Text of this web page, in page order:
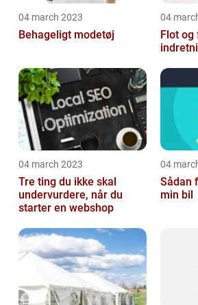
04 march 2023
Behageligt modetøj
04
Flot og
04 march 2023
Tre ting du ikke skal
undervurdere, når du
starter en webshop
04
Sådan
min bil